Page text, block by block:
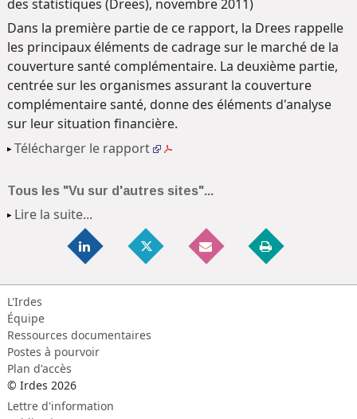
des statistiques (Drees), novembre 2011)
Dans la première partie de ce rapport, la Drees rappelle
les principaux éléments de cadrage sur le marché de la
couverture santé complémentaire. La deuxième partie,
centrée sur les organismes assurant la couverture
complémentaire santé, donne des éléments d'analyse
sur leur situation financière.
Télécharger le rapport
Tous les "Vu sur d'autres sites"...
Lire la suite...
L'Irdes
Équipe
Ressources documentaires
Postes à pourvoir
Plan d'accès
© Irdes 2026
Lettre d'information